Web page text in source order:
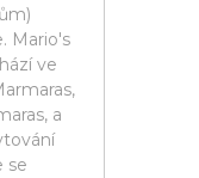
Mario's
ve
a
se